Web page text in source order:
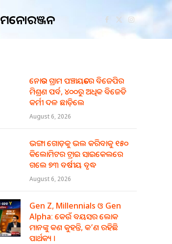
ମନୋରଞ୍ଜନ Facebook
X
(Twitter)
Instagram
ନୋତର ଗ୍ରାମ ପଞ୍ଚାୟତରେ ବିଜେପିର
ମିଶ୍ରଣ ପର୍ବ, ୪୦୦ରୁ ଅଧିକ ବିଜେଡି
କର୍ମୀ ଦଳ ଛାଡ଼ିଲେ
August 6, 2026
ଭଙ୍ଗା ଗୋଡ଼କୁ ଭଲ କରିବାକୁ ୧୫୦
କିଲୋମିଟର ଟ୍ରାଇ ସାଇକେଲରେ
ଗଲେ ୭୩ ବର୍ଷୀୟ ବୃଦ୍ଧ
August 6, 2026
Gen Z, Millennials ଓ Gen
Alpha: କେଉଁ ବୟସର ଲୋକ
ମାନଙ୍କୁ କଣ କୁହନ୍ତି, କ’ଣ ରହିଛି
ପାର୍ଥକ୍ୟ ।